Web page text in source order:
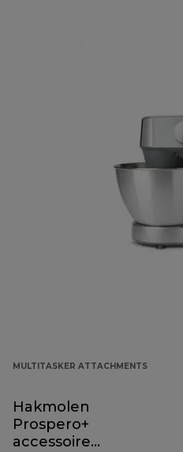
MULTITASKER ATTACHMENTS
Hakmolen
Prospero+
accessoire